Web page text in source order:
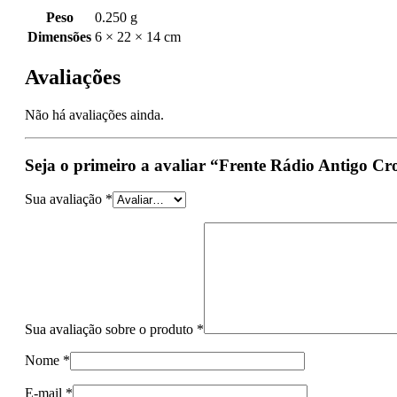
Peso
0.250 g
Dimensões 6 × 22 × 14 cm
Avaliações
Não há avaliações ainda.
Seja o primeiro a avaliar “Frente Rádio Antigo
Sua avaliação *
Sua avaliação sobre o produto *
Nome *
E-mail *